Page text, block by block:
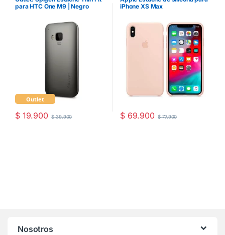
para HTC One M9 | Negro
Outlet
$19.900 $39.900
iPhone XS Max
$69.900 $77.900
Nosotros